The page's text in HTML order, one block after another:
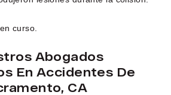
curso.
Abogados
En Accidentes De
CA